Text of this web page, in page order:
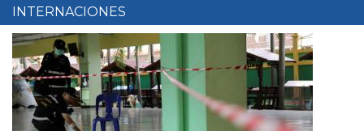
INTERNACIONES